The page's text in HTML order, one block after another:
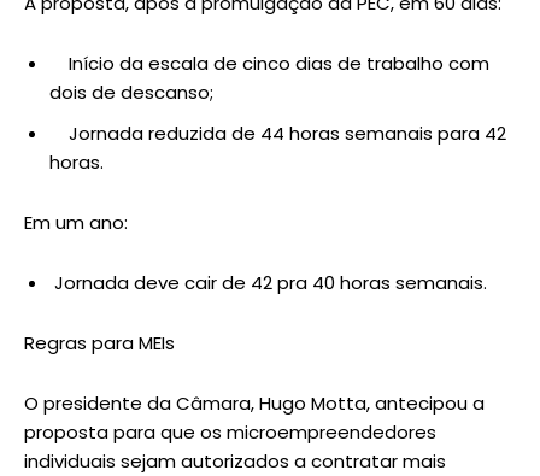
Início da escala de cinco dias de trabalho com
dois de descanso;
Jornada reduzida de 44 horas semanais para 42
horas.
Em um ano:
Jornada deve cair de 42 pra 40 horas semanais.
Regras para MEIs
O presidente da Câmara, Hugo Motta, antecipou a
proposta para que os microempreendedores
individuais sejam autorizados a contratar mais